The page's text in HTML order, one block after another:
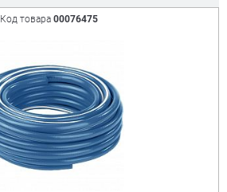
Код товара 00076475